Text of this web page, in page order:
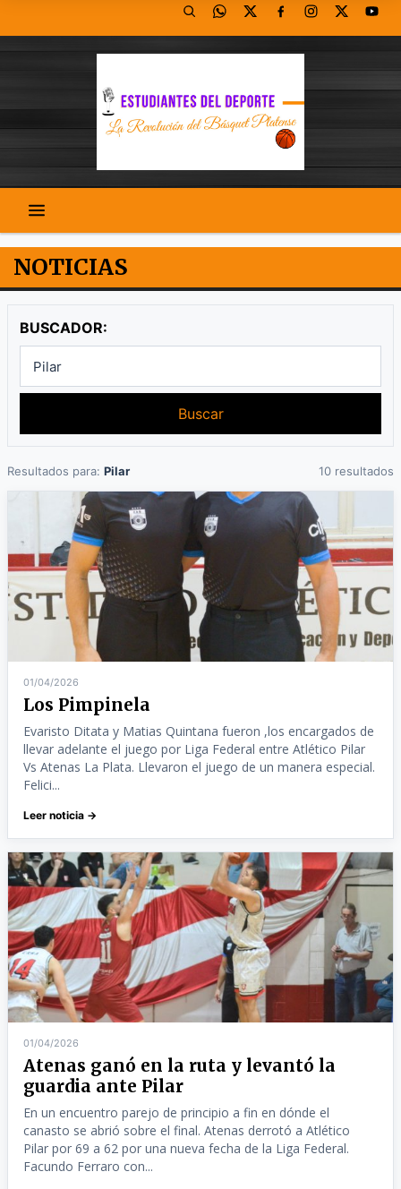
NOTICIAS
BUSCADOR:
Buscar
Resultados para: Pilar 10 resultados
01/04/2026
Los Pimpinela
Evaristo Ditata y Matias Quintana fueron ,los encargados de
llevar adelante el juego por Liga Federal entre Atlético Pilar
Vs Atenas La Plata. Llevaron el juego de un manera especial.
Felici...
Leer noticia →
01/04/2026
Atenas ganó en la ruta y levantó la
guardia ante Pilar
En un encuentro parejo de principio a fin en dónde el
canasto se abrió sobre el final. Atenas derrotó a Atlético
Pilar por 69 a 62 por una nueva fecha de la Liga Federal.
Facundo Ferraro con...